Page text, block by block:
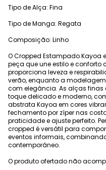
Tipo de Alça: Fina
Tipo de Manga: Regata
Composição: Linho
O Cropped Estampado Kayoa
peça que une estilo e conforto
proporciona leveza e
verão, enquanto a
com elegância. As alças finas
toque delicado e moderno,
abstrata Kayoa em cores
fechamento por zíper nas
praticidade e ajuste perfeito.
cropped é versátil para
eventos informais,
contemporâneo.
O produto ofertado não